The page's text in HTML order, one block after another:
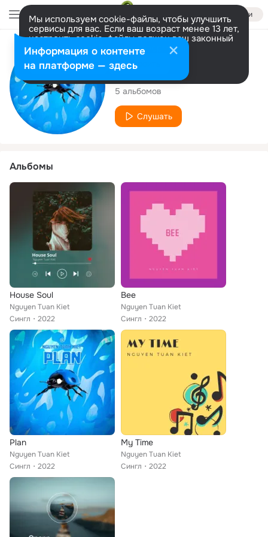
Войти
Мы используем cookie-файлы, чтобы улучшить
сервисы для вас. Если ваш возраст менее 13 лет,
настроить cookie-файлы должен ваш законный
представитель. Больше информации
Разрешить все Настроить
Исполнитель
Nguyen Tuan Kiet
5 альбомов
Слушать
Альбомы
House Soul
Nguyen Tuan Kiet
Сингл
2022
Bee
Nguyen Tuan Kiet
Сингл
2022
Plan
Nguyen Tuan Kiet
Сингл
2022
My Time
Nguyen Tuan Kiet
Сингл
2022
Информация о контенте
на платформе — здесь